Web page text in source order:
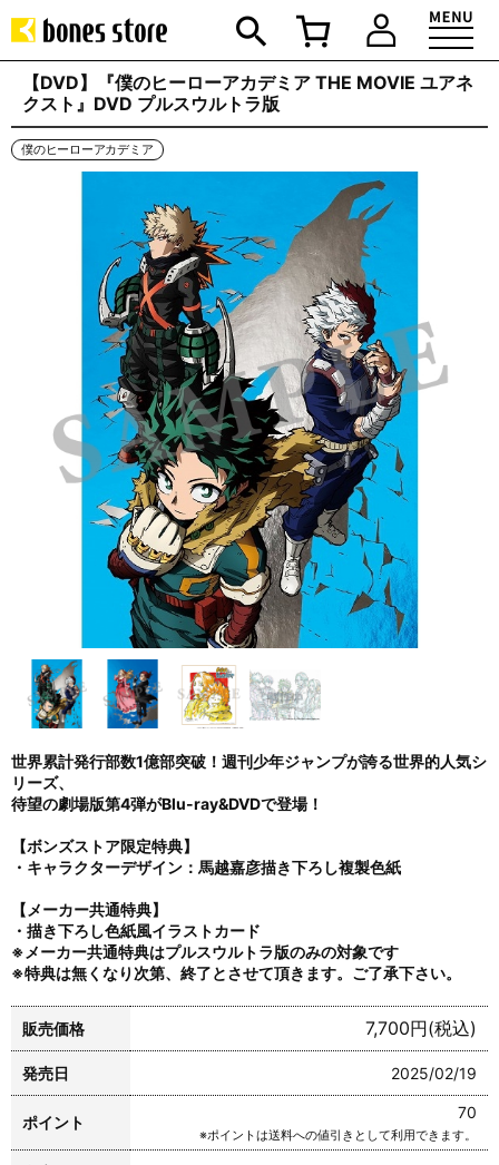
【DVD】『僕のヒーローアカデミア THE MOVIE ユアネ
クスト』DVD プルスウルトラ版
僕のヒーローアカデミア
世界累計発行部数1億部突破！週刊少年ジャンプが誇る世界的人気シ
リーズ、
待望の劇場版第4弾がBlu-ray&DVDで登場！
【ボンズストア限定特典】
・キャラクターデザイン：馬越嘉彦描き下ろし複製色紙
【メーカー共通特典】
・描き下ろし色紙風イラストカード
※メーカー共通特典はプルスウルトラ版のみの対象です
※特典は無くなり次第、終了とさせて頂きます。ご了承下さい。
販売価格 7,700円(税込)
発売日 2025/02/19
ポイント
70
※ポイントは送料への値引きとして利用できます。